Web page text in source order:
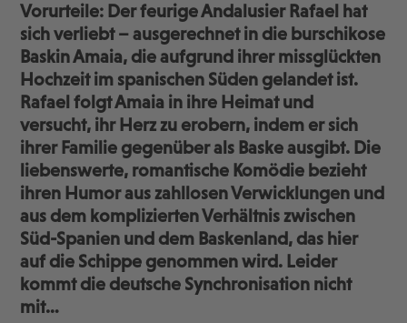
Vorurteile: Der feurige Andalusier Rafael hat
sich verliebt – ausgerechnet in die burschikose
Baskin Amaia, die aufgrund ihrer missglückten
Hochzeit im spanischen Süden gelandet ist.
Rafael folgt Amaia in ihre Heimat und
versucht, ihr Herz zu erobern, indem er sich
ihrer Familie gegenüber als Baske ausgibt. Die
liebenswerte, romantische Komödie bezieht
ihren Humor aus zahllosen Verwicklungen und
aus dem komplizierten Verhältnis zwischen
Süd-Spanien und dem Baskenland, das hier
auf die Schippe genommen wird. Leider
kommt die deutsche Synchronisation nicht
mit…